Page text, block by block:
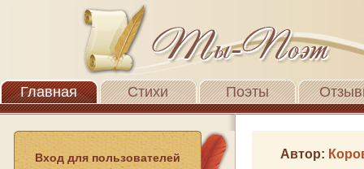
Главная Стихи Поэты
Вход для пользователей
Автор: